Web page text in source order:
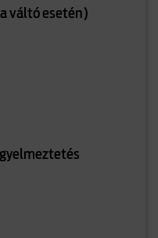
váltó esetén)